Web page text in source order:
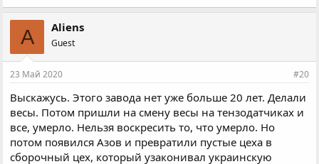
A Aliens
Guest
23 Май 2020 #20
Выскажусь. Этого завода нет уже больше 20 лет. Делали
весы. Потом пришли на смену весы на тензодатчиках и
все, умерло. Нельзя воскресить то, что умерло. Но
потом появился Азов и превратили пустые цеха в
сборочный цех, который узаконивал украинскую